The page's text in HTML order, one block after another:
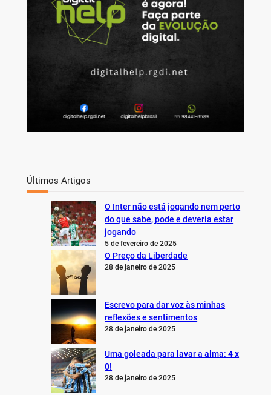
Últimos Artigos
O Inter não está jogando nem perto
do que sabe, pode e deveria estar
jogando
5 de fevereiro de 2025
O Preço da Liberdade
28 de janeiro de 2025
Escrevo para dar voz às minhas
reflexões e sentimentos
28 de janeiro de 2025
Uma goleada para lavar a alma: 4 x
0!
28 de janeiro de 2025